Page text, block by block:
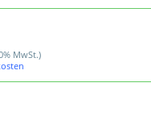
MwSt.)